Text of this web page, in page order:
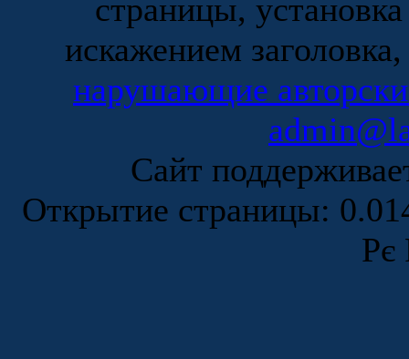
страницы,
искажением
нарушающие
Сайт
Открытие страницы:
Рє